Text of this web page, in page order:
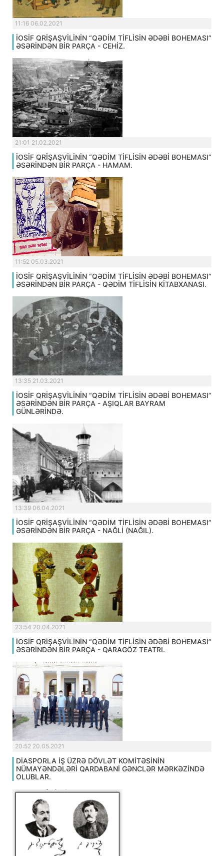
11:16 06.02.2021
İOSİF QRİŞAŞVİLİNİN “QƏDİM TİFLİSİN ƏDƏBİ BOHEMASI”
ƏSƏRİNDƏN BİR PARÇA - CEHİZ.
21:01 21.02.2021
İOSİF QRİŞAŞVİLİNİN “QƏDİM TİFLİSİN ƏDƏBİ BOHEMASI”
ƏSƏRİNDƏN BİR PARÇA - HAMAM.
11:52 05.03.2021
İOSİF QRİŞAŞVİLİNİN “QƏDİM TİFLİSİN ƏDƏBİ BOHEMASI”
ƏSƏRİNDƏN BİR PARÇA - QƏDİM TİFLİSİN KİTABXANASI.
13:35 21.03.2021
İOSİF QRİŞAŞVİLİNİN “QƏDİM TİFLİSİN ƏDƏBİ BOHEMASI”
ƏSƏRİNDƏN BİR PARÇA - AŞIQLAR BAYRAM
GÜNLƏRİNDƏ.
13:39 06.04.2021
İOSİF QRİŞAŞVİLİNİN “QƏDİM TİFLİSİN ƏDƏBİ BOHEMASI”
ƏSƏRİNDƏN BİR PARÇA - NAĞLİ (NAĞIL).
23:54 20.04.2021
İOSİF QRİŞAŞVİLİNİN “QƏDİM TİFLİSİN ƏDƏBİ BOHEMASI”
ƏSƏRİNDƏN BİR PARÇA - QARAGÖZ TEATRI.
20:52 20.05.2021
DİASPORLA İŞ ÜZRƏ DÖVLƏT KOMİTƏSİNİN
NÜMAYƏNDƏLƏRİ QARDABANİ GƏNCLƏR MƏRKƏZİNDƏ
OLUBLAR.